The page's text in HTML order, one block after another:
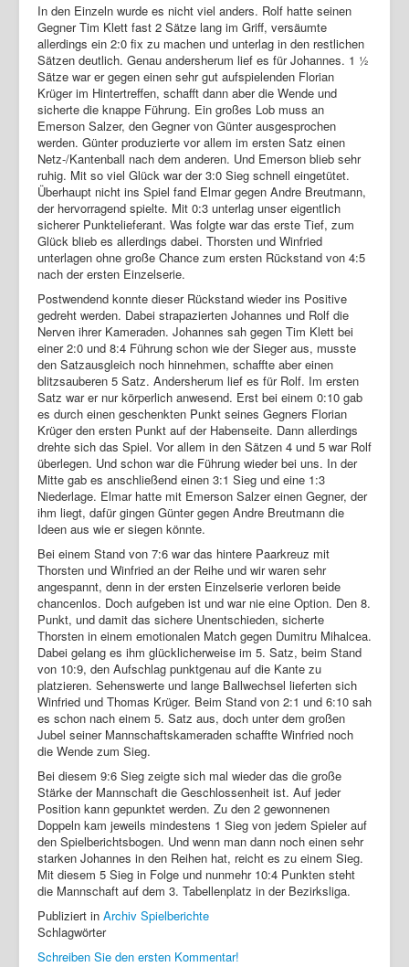
In den Einzeln wurde es nicht viel anders. Rolf hatte seinen
Gegner Tim Klett fast 2 Sätze lang im Griff, versäumte
allerdings ein 2:0 fix zu machen und unterlag in den restlichen
Sätzen deutlich. Genau andersherum lief es für Johannes. 1 ½
Sätze war er gegen einen sehr gut aufspielenden Florian
Krüger im Hintertreffen, schafft dann aber die Wende und
sicherte die knappe Führung. Ein großes Lob muss an
Emerson Salzer, den Gegner von Günter ausgesprochen
werden. Günter produzierte vor allem im ersten Satz einen
Netz-/Kantenball nach dem anderen. Und Emerson blieb sehr
ruhig. Mit so viel Glück war der 3:0 Sieg schnell eingetütet.
Überhaupt nicht ins Spiel fand Elmar gegen Andre Breutmann,
der hervorragend spielte. Mit 0:3 unterlag unser eigentlich
sicherer Punktelieferant. Was folgte war das erste Tief, zum
Glück blieb es allerdings dabei. Thorsten und Winfried
unterlagen ohne große Chance zum ersten Rückstand von 4:5
nach der ersten Einzelserie.
Postwendend konnte dieser Rückstand wieder ins Positive
gedreht werden. Dabei strapazierten Johannes und Rolf die
Nerven ihrer Kameraden. Johannes sah gegen Tim Klett bei
einer 2:0 und 8:4 Führung schon wie der Sieger aus, musste
den Satzausgleich noch hinnehmen, schaffte aber einen
blitzsauberen 5 Satz. Andersherum lief es für Rolf. Im ersten
Satz war er nur körperlich anwesend. Erst bei einem 0:10 gab
es durch einen geschenkten Punkt seines Gegners Florian
Krüger den ersten Punkt auf der Habenseite. Dann allerdings
drehte sich das Spiel. Vor allem in den Sätzen 4 und 5 war Rolf
überlegen. Und schon war die Führung wieder bei uns. In der
Mitte gab es anschließend einen 3:1 Sieg und eine 1:3
Niederlage. Elmar hatte mit Emerson Salzer einen Gegner, der
ihm liegt, dafür gingen Günter gegen Andre Breutmann die
Ideen aus wie er siegen könnte.
Bei einem Stand von 7:6 war das hintere Paarkreuz mit
Thorsten und Winfried an der Reihe und wir waren sehr
angespannt, denn in der ersten Einzelserie verloren beide
chancenlos. Doch aufgeben ist und war nie eine Option. Den 8.
Punkt, und damit das sichere Unentschieden, sicherte
Thorsten in einem emotionalen Match gegen Dumitru Mihalcea.
Dabei gelang es ihm glücklicherweise im 5. Satz, beim Stand
von 10:9, den Aufschlag punktgenau auf die Kante zu
platzieren. Sehenswerte und lange Ballwechsel lieferten sich
Winfried und Thomas Krüger. Beim Stand von 2:1 und 6:10 sah
es schon nach einem 5. Satz aus, doch unter dem großen
Jubel seiner Mannschaftskameraden schaffte Winfried noch
die Wende zum Sieg.
Bei diesem 9:6 Sieg zeigte sich mal wieder das die große
Stärke der Mannschaft die Geschlossenheit ist. Auf jeder
Position kann gepunktet werden. Zu den 2 gewonnenen
Doppeln kam jeweils mindestens 1 Sieg von jedem Spieler auf
den Spielberichtsbogen. Und wenn man dann noch einen sehr
starken Johannes in den Reihen hat, reicht es zu einem Sieg.
Mit diesem 5 Sieg in Folge und nunmehr 10:4 Punkten steht
die Mannschaft auf dem 3. Tabellenplatz in der Bezirksliga.
Publiziert in Archiv Spielberichte
Schlagwörter
Schreiben Sie den ersten Kommentar!